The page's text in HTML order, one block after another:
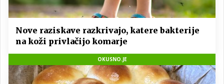
Nove raziskave razkrivajo, katere bakterije
na koži privlačijo komarje
OKUSNO.JE